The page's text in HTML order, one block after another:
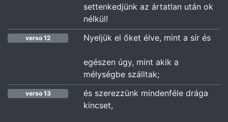
settenkedjünk az ártatlan után ok
nélkül!
verso 12 Nyeljük el őket élve, mint a sír és
egészen úgy, mint akik a
mélységbe szálltak;
verso 13
és szerezzünk mindenféle drága
kincset,